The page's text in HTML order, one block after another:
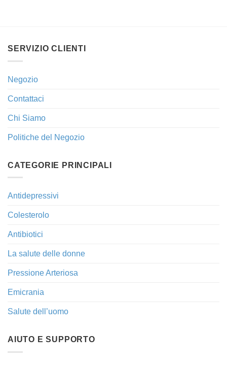
SERVIZIO CLIENTI
Negozio
Contattaci
Chi Siamo
Politiche del Negozio
CATEGORIE PRINCIPALI
Antidepressivi
Colesterolo
Antibiotici
La salute delle donne
Pressione Arteriosa
Emicrania
Salute dell’uomo
AIUTO E SUPPORTO